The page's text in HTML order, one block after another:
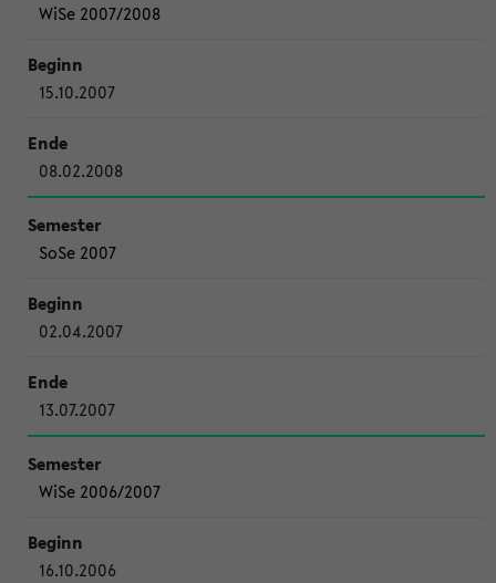
WiSe 2007/2008
15.10.2007
08.02.2008
SoSe 2007
02.04.2007
13.07.2007
WiSe 2006/2007
16.10.2006